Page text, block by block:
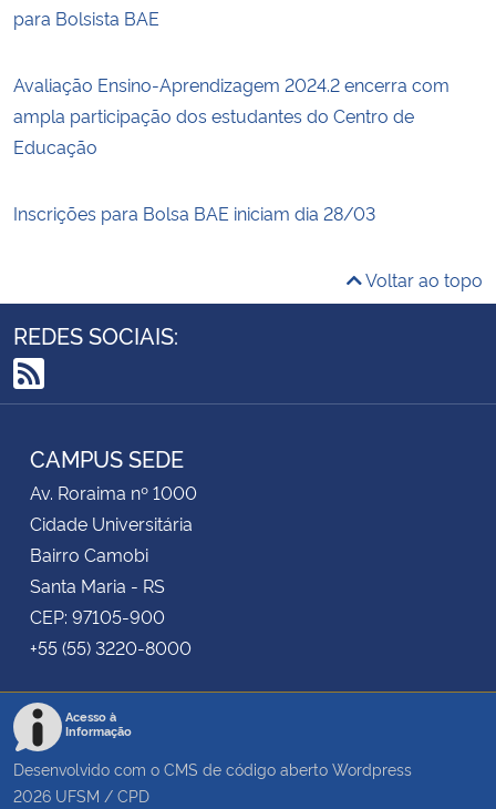
para Bolsista BAE
Avaliação Ensino-Aprendizagem 2024.2 encerra com
ampla participação dos estudantes do Centro de
Educação
Inscrições para Bolsa BAE iniciam dia 28/03
Voltar ao topo
REDES SOCIAIS:
RSS
CAMPUS SEDE
Av. Roraima nº 1000
Cidade Universitária
Bairro Camobi
Santa Maria - RS
CEP: 97105-900
+55 (55) 3220-8000
Acesso à
Informação
Desenvolvido com o CMS de código aberto Wordpress
2026 UFSM / CPD